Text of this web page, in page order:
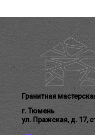
Гранитная
г. Тюмень
ул. Пражская, д. 17,